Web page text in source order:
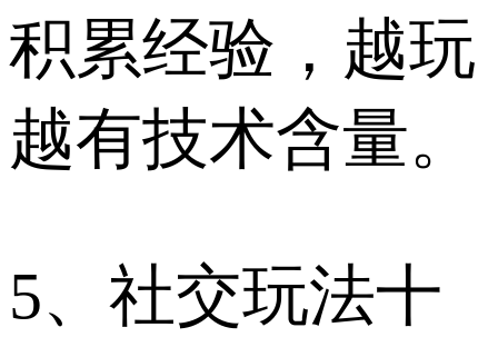
积累经验，越玩
越有技术含量。
5、社交玩法十